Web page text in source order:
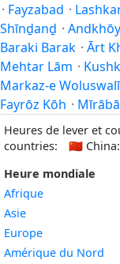
· Fayzabad ·
Shīnḏanḏ · Andkhōy
Baraki Barak · Ārt
Mehtar Lām · Kushk
Markaz-e
Fayrōz Kōh ·
Heures de lever et
countries:
🇨🇳 China:
Heure mondiale
Afrique
Asie
Europe
Amérique du Nord